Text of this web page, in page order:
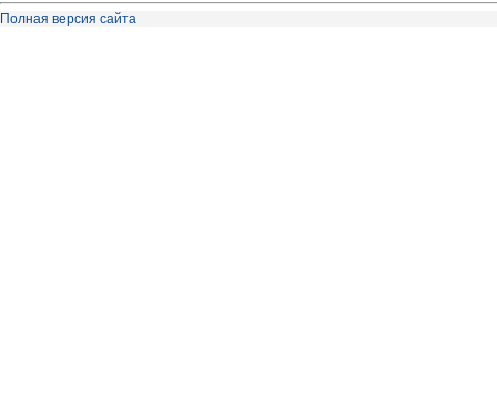
Полная версия сайта